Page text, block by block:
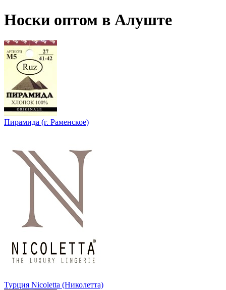
Носки оптом в Алуште
Пирамида (г. Раменское)
Турция Nicoletta (Николетта)